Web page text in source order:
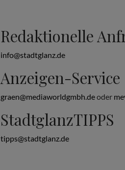
Redaktionelle
info@stadtglanz.de
Anzeigen-Service
graen@mediaworldgmbh.deoder
StadtglanzTIPPS
tipps@stadtglanz.de